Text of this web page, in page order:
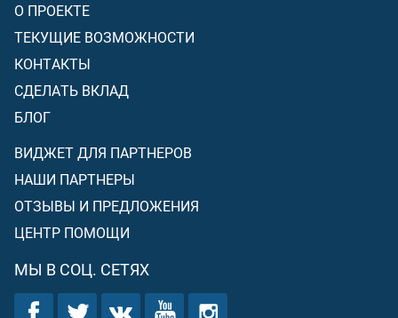
О ПРОЕКТЕ
ТЕКУЩИЕ ВОЗМОЖНОСТИ
КОНТАКТЫ
СДЕЛАТЬ ВКЛАД
БЛОГ
ВИДЖЕТ ДЛЯ ПАРТНЕРОВ
НАШИ ПАРТНЕРЫ
ОТЗЫВЫ И ПРЕДЛОЖЕНИЯ
ЦЕНТР ПОМОЩИ
МЫ В СОЦ. СЕТЯХ